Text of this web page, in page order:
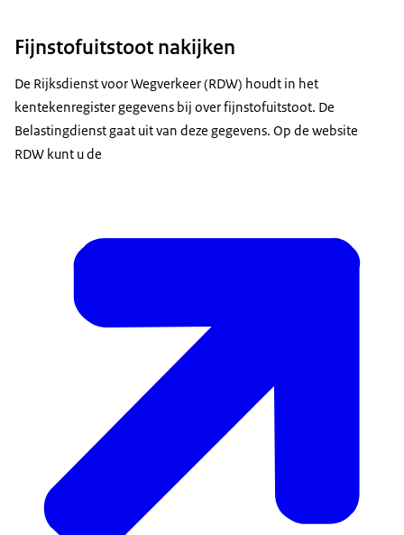
Fijnstofuitstoot nakijken
De Rijksdienst voor Wegverkeer (RDW) houdt in het
kentekenregister gegevens bij over fijnstofuitstoot. De
Belastingdienst gaat uit van deze gegevens. Op de website
RDW kunt u de